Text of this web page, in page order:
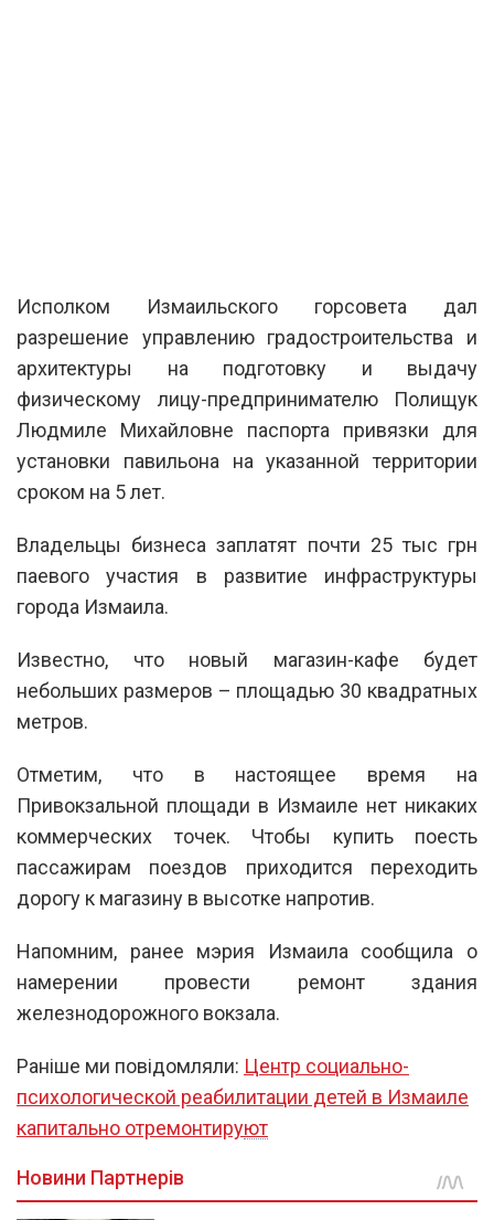
Исполком Измаильского горсовета дал
разрешение управлению градостроительства и
архитектуры на подготовку и выдачу
физическому лицу-предпринимателю Полищук
Людмиле Михайловне паспорта привязки для
установки павильона на указанной территории
сроком на 5 лет.
Владельцы бизнеса заплатят почти 25 тыс грн
паевого участия в развитие инфраструктуры
города Измаила.
Известно, что новый магазин-кафе будет
небольших размеров – площадью 30 квадратных
метров.
Отметим, что в настоящее время на
Привокзальной площади в Измаиле нет никаких
коммерческих точек. Чтобы купить поесть
пассажирам поездов приходится переходить
дорогу к магазину в высотке напротив.
Напомним, ранее мэрия Измаила сообщила о
намерении провести ремонт здания
железнодорожного вокзала.
Раніше ми повідомляли: Центр социально-
психологической реабилитации детей в Измаиле
капитально отремонтируют